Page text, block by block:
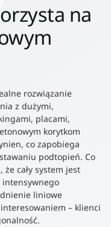
na
rozwiązanie
z dużymi,
placami,
korytkom
co zapobiega
podtopień. Co
cały system jest
intensywnego
liniowe
– klienci